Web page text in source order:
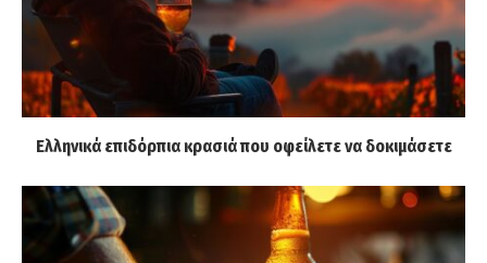
Ελληνικά επιδόρπια κρασιά που οφείλετε να δοκιμάσετε